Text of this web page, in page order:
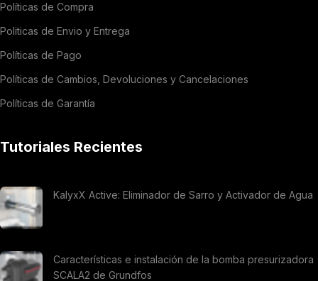
Políticas de Compra
Politicas de Envio y Entrega
Políticas de Pago
Políticas de Cambios, Devoluciones y Cancelaciones
Políticas de Garantía
Tutoriales Recientes
KalyxX Active: Eliminador de Sarro y Activador de Agua
Características e instalación de la bomba presurizadora
SCALA2 de Grundfos